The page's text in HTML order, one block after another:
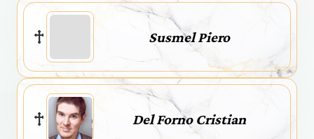
Susmel Piero
Del Forno Cristian